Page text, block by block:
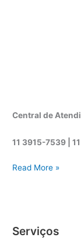
Central de
11 3915-7539 |
A
t
Read More »
Serviços